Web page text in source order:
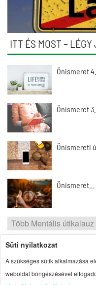
ITT ÉS MOST –
Önismeret
Önismeret
Önismereti
Önismeret…
Több Mentális útikalauz
Szerzői jogok|
Süti nyilatkozat
A szükséges sütik alkalmazása
weboldal böngészésével